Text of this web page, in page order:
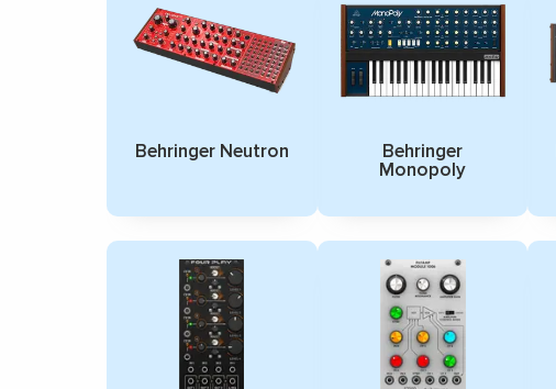
Behringer Neutron
Behringer
Monopoly